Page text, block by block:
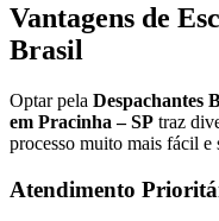
Vantagens de
Brasil
Optar pela Despachantes
em Pracinha – SP traz
processo muito mais fácil e
Atendimento